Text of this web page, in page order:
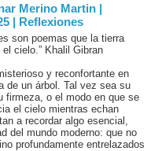
Merino Martin |
| Reflexiones
son poemas que la tierra
cielo.” Khalil Gibran
y reconfortante en
de un árbol. Tal vez sea su
firmeza, o el modo en que se
el cielo mientras echan
a recordar algo esencial,
del mundo moderno: que no
profundamente entrelazados